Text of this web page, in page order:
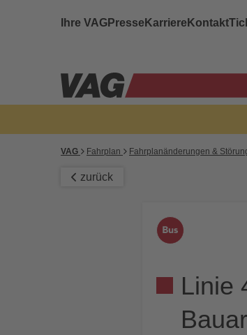
Ihre VAGPresse Karriere Kontakt
VAG Fahrplan Fahrplanänderungen &
zurück
Linie